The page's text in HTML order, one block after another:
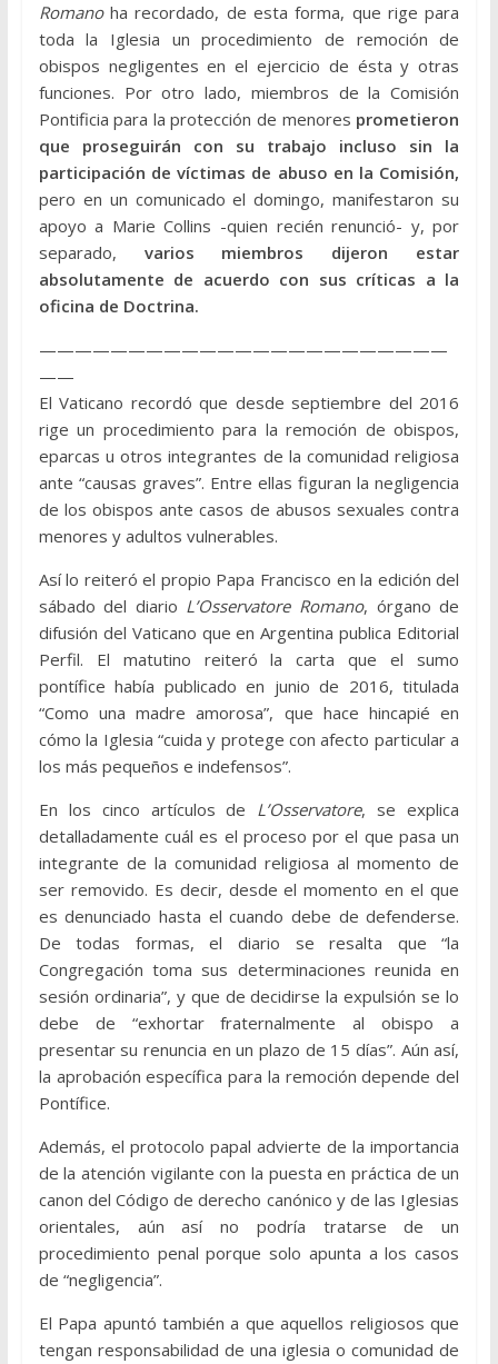
Romanoha recordado, de esta forma, que rige para
toda la Iglesia un procedimiento de remoción de
obispos negligentes en el ejercicio de ésta y otras
funciones. Por otro lado, miembros de la Comisión
Pontificia para la protección de menores prometieron
que proseguirán con su trabajo incluso sin la
participación de víctimas de abuso en la Comisión,
pero en un comunicado el domingo, manifestaron su
apoyo a Marie Collins -quien recién renunció- y, por
separado, varios miembros dijeron estar
absolutamente de acuerdo con sus críticas a la
oficina de Doctrina.
———————————————————————
——
El Vaticano recordó que desde septiembre del 2016
rige un procedimiento para la remoción de obispos,
eparcas u otros integrantes de la comunidad religiosa
ante “causas graves”. Entre ellas figuran la negligencia
de los obispos ante casos de abusos sexuales contra
menores y adultos vulnerables.
Así lo reiteró el propio Papa Francisco en la edición del
sábado del diario L’Osservatore Romano, órgano de
difusión del Vaticano que en Argentina publica Editorial
Perfil. El matutino reiteró la carta que el sumo
pontífice había publicado en junio de 2016, titulada
“Como una madre amorosa”, que hace hincapié en
cómo la Iglesia “cuida y protege con afecto particular a
los más pequeños e indefensos”.
En los cinco artículos de L’Osservatore, se explica
detalladamente cuál es el proceso por el que pasa un
integrante de la comunidad religiosa al momento de
ser removido. Es decir, desde el momento en el que
es denunciado hasta el cuando debe de defenderse.
De todas formas, el diario se resalta que “la
Congregación toma sus determinaciones reunida en
sesión ordinaria”, y que de decidirse la expulsión se lo
debe de “exhortar fraternalmente al obispo a
presentar su renuncia en un plazo de 15 días”. Aún así,
la aprobación específica para la remoción depende del
Pontífice.
Además, el protocolo papal advierte de la importancia
de la atención vigilante con la puesta en práctica de un
canon del Código de derecho canónico y de las Iglesias
orientales, aún así no podría tratarse de un
procedimiento penal porque solo apunta a los casos
de “negligencia”.
El Papa apuntó también a que aquellos religiosos que
tengan responsabilidad de una iglesia o comunidad de